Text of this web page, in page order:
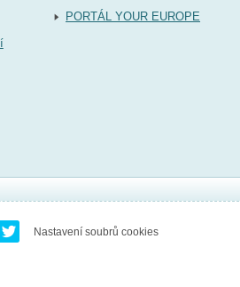
PORTÁL YOUR EUROPE
Nastavení soubrů cookies